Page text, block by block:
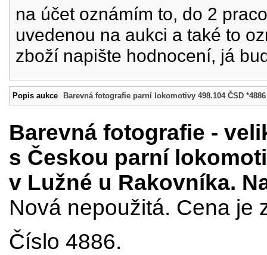
na účet oznámím to, do 2
uvedenou na aukci a také to
zboží napište hodnocení, já
Popis aukce Barevná fotografie parní lokomotivy 498.104 ČSD *4886
Barevná fotografie -
s Českou parní
v Lužné u Rakovníka.
Nová nepoužitá. Cena je
Číslo 4886.